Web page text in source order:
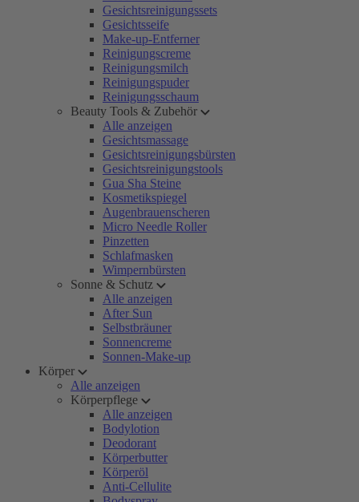
Gesichtsreinigungssets
Gesichtsseife
Make-up-Entferner
Reinigungscreme
Reinigungsmilch
Reinigungspuder
Reinigungsschaum
Beauty Tools & Zubehör
Alle anzeigen
Gesichtsmassage
Gesichtsreinigungsbürsten
Gesichtsreinigungstools
Gua Sha Steine
Kosmetikspiegel
Augenbrauenscheren
Micro Needle Roller
Pinzetten
Schlafmasken
Wimpernbürsten
Sonne & Schutz
Alle anzeigen
After Sun
Selbstbräuner
Sonnencreme
Sonnen-Make-up
Körper
Alle anzeigen
Körperpflege
Alle anzeigen
Bodylotion
Deodorant
Körperbutter
Körperöl
Anti-Cellulite